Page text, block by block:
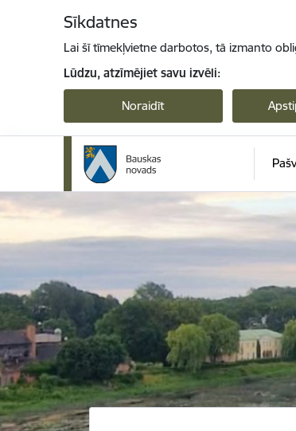
Sīkdatnes
Lai šī tīmekļvietne darbotos, tā izmanto
Lūdzu, atzīmējiet savu izvēli:
Noraidīt
Bauskas novads